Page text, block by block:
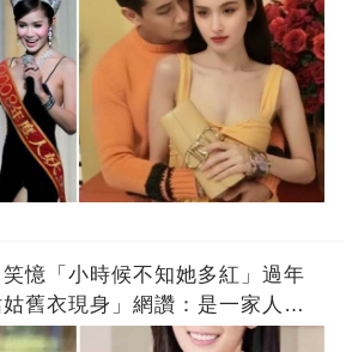
憶「小時候不知她多紅」過年
舊衣現身」網讚：是一家人沒